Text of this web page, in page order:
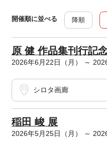
開催順に並べる 降順
原 健 作品集刊行記
2026年6月22日（月） ～
シロタ画廊
稲田 峻 展
2026年5月25日（月） ～